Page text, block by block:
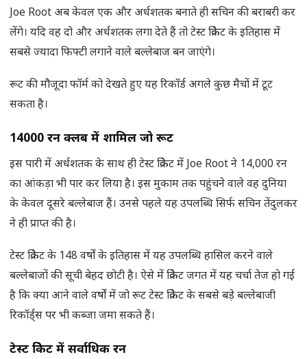
Joe Root अब केवल एक और अर्धशतक बनाते ही सचिन की बराबरी कर
लेंगे। यदि वह दो और अर्धशतक लगा देते हैं तो टेस्ट क्रिकेट के इतिहास में
सबसे ज्यादा फिफ्टी लगाने वाले बल्लेबाज बन जाएंगे।
रूट की मौजूदा फॉर्म को देखते हुए यह रिकॉर्ड अगले कुछ मैचों में टूट
सकता है।
14000 रन क्लब में शामिल जो रूट
इस पारी में अर्धशतक के साथ ही टेस्ट क्रिकेट में Joe Root ने 14,000 रन
का आंकड़ा भी पार कर लिया है। इस मुकाम तक पहुंचने वाले वह दुनिया
के केवल दूसरे बल्लेबाज हैं। उनसे पहले यह उपलब्धि सिर्फ सचिन तेंदुलकर
ने ही प्राप्त की है।
टेस्ट क्रिकेट के 148 वर्षों के इतिहास में यह उपलब्धि हासिल करने वाले
बल्लेबाजों की सूची बेहद छोटी है। ऐसे में क्रिकेट जगत में यह चर्चा तेज हो गई
है कि क्या आने वाले वर्षों में जो रूट टेस्ट क्रिकेट के सबसे बड़े बल्लेबाजी
रिकॉर्ड्स पर भी कब्जा जमा सकते हैं।
टेस्ट क्रिकेट में सर्वाधिक रन